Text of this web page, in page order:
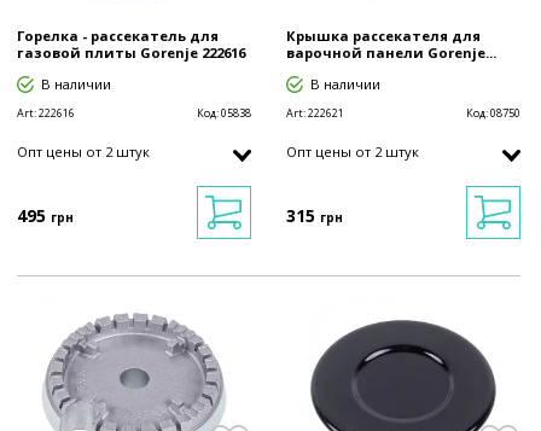
Горелка - рассекатель для
газовой плиты Gorenje 222616
В наличии
Art:222616 Код:05838
Опт цены от 2 штук
495 грн
Крышка рассекателя для
варочной панели Gorenje...
В наличии
Art:222621 Код:08750
Опт цены от 2 штук
315 грн